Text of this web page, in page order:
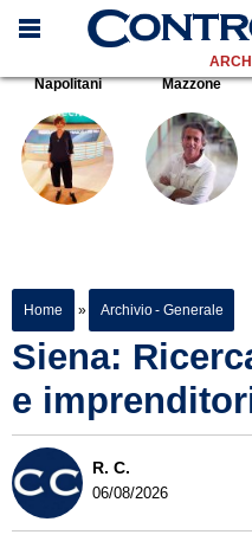
Napolitani
Mazzone
Home » Archivio - Generale
Siena:
e
R. C.
06/08/2026